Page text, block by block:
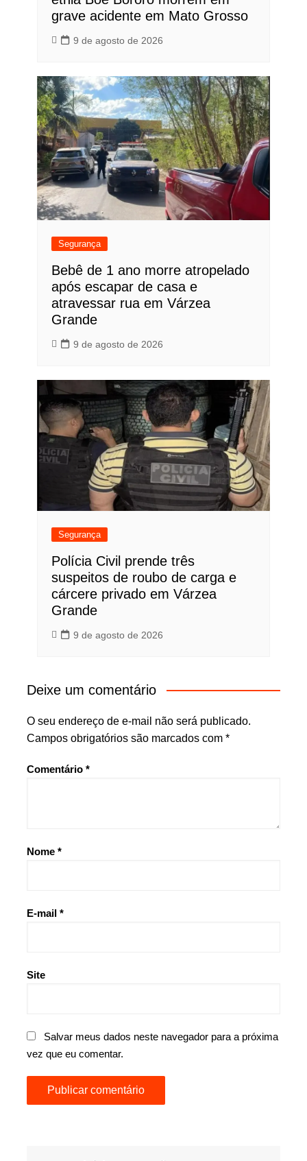
grave acidente em Mato Grosso
9 de agosto de 2026
Segurança
Bebê de 1 ano morre atropelado
após escapar de casa e
atravessar rua em Várzea
Grande
9 de agosto de 2026
Segurança
Polícia Civil prende três
suspeitos de roubo de carga e
cárcere privado em Várzea
Grande
9 de agosto de 2026
Deixe um comentário
O seu endereço de e-mail não será publicado.
Campos obrigatórios são marcados com *
Comentário *
Nome *
E-mail *
Site
Salvar meus dados neste navegador para a próxima
vez que eu comentar.